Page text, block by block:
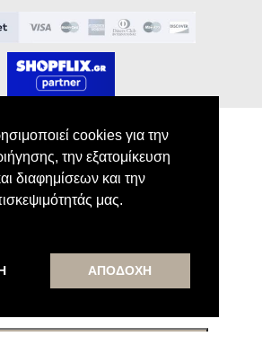
cookies για την
την εξατομίκευση
διαφημίσεων και την
μας.
ΑΠΟΔΟΧΗ
στο Newsletter
στο newsletter μας για να